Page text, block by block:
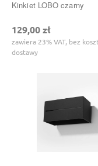
Kinkiet LOBO czarny
129,00 zł
zawiera 23% VAT, bez
dostawy